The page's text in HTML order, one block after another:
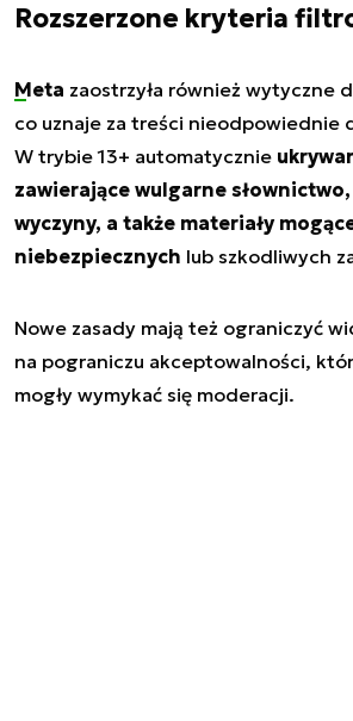
Rozszerzone kryteria
Meta zaostrzyła również wytyczne
co uznaje za treści nieodpowiednie
W trybie 13+ automatycznie
zawierające wulgarne
wyczyny, a także materiały
niebezpiecznych lub szkodliwych
Nowe zasady mają też ograniczyć
na pograniczu akceptowalności,
mogły wymykać się moderacji.